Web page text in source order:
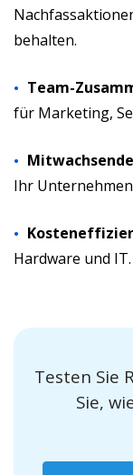
behalten.
Team-
für Marketing,
Ihr
Hardware und IT.
Testen Sie
Sie,